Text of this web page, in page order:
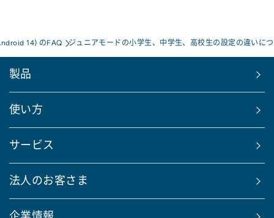
14) のFAQ ジュニアモードの小学生、中学生、高校生の設定の違いに
製品
使い方
サービス
法人のお客さま